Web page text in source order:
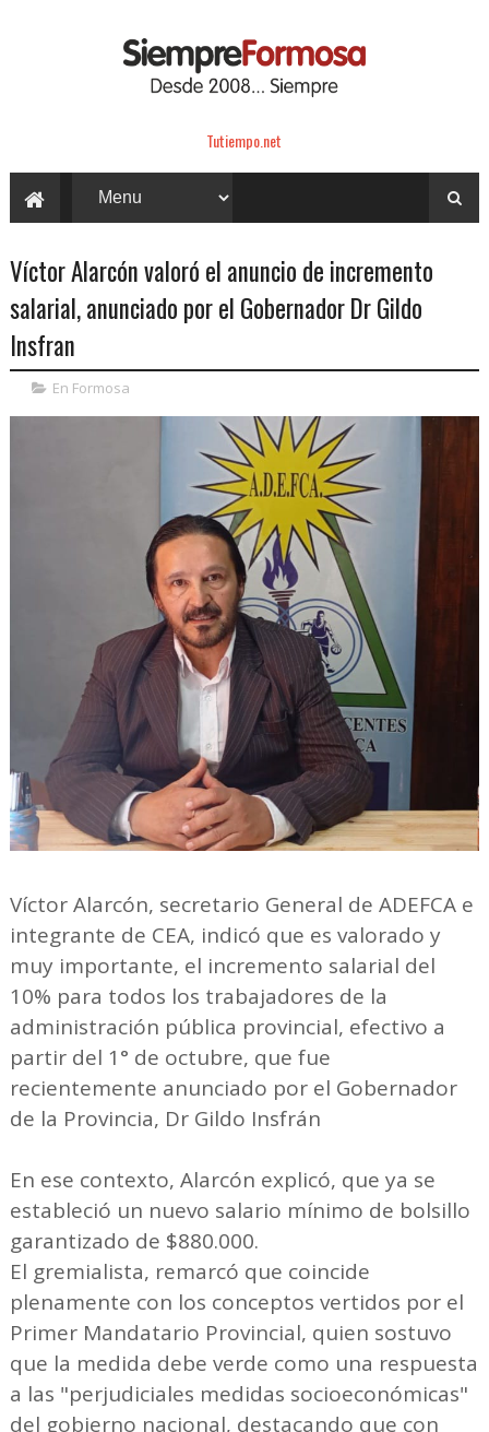
Tutiempo.net
Víctor Alarcón valoró el anuncio de incremento
salarial, anunciado por el Gobernador Dr Gildo
Insfran
En Formosa
Víctor Alarcón, secretario General de ADEFCA e
integrante de CEA, indicó que es valorado y
muy importante, el incremento salarial del
10% para todos los trabajadores de la
administración pública provincial, efectivo a
partir del 1° de octubre, que fue
recientemente anunciado por el Gobernador
de la Provincia, Dr Gildo Insfrán
En ese contexto, Alarcón explicó, que ya se
estableció un nuevo salario mínimo de bolsillo
garantizado de $880.000.
El gremialista, remarcó que coincide
plenamente con los conceptos vertidos por el
Primer Mandatario Provincial, quien sostuvo
que la medida debe verde como una respuesta
a las "perjudiciales medidas socioeconómicas"
del gobierno nacional, destacando que con